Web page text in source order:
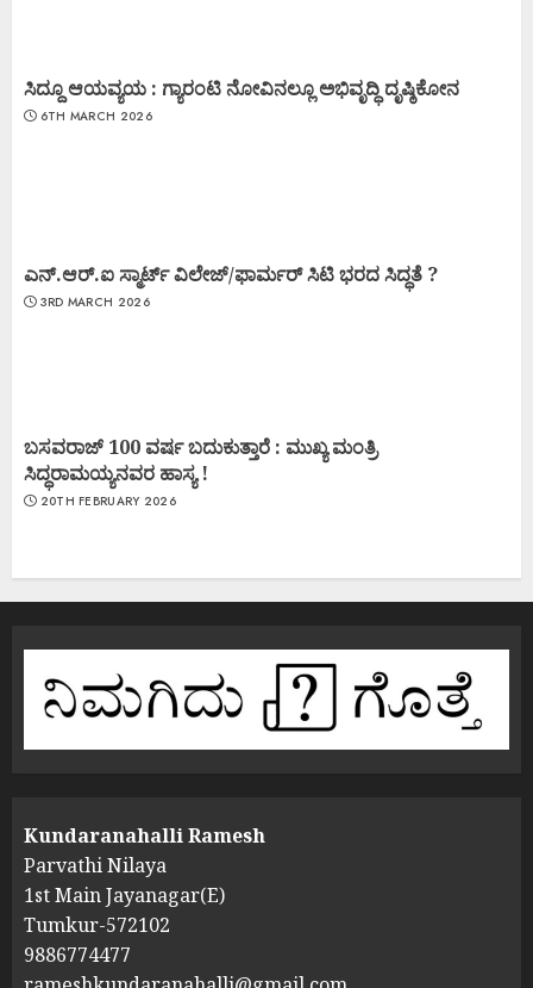
ಸಿದ್ದೂ ಆಯವ್ಯಯ : ಗ್ಯಾರಂಟಿ ನೋವಿನಲ್ಲೂ ಅಭಿವೃದ್ಧಿ ದೃಷ್ಠಿಕೋನ
6TH MARCH 2026
ಎನ್.ಆರ್.ಐ ಸ್ಮಾರ್ಟ್ ವಿಲೇಜ್/ಫಾರ್ಮರ್ ಸಿಟಿ ಭರದ ಸಿದ್ಧತೆ ?
3RD MARCH 2026
ಬಸವರಾಜ್ 100 ವರ್ಷ ಬದುಕುತ್ತಾರೆ : ಮುಖ್ಯ ಮಂತ್ರಿ
ಸಿದ್ಧರಾಮಯ್ಯನವರ ಹಾಸ್ಯ !
20TH FEBRUARY 2026
Kundaranahalli Ramesh
Parvathi Nilaya
1st Main Jayanagar(E)
Tumkur-572102
9886774477